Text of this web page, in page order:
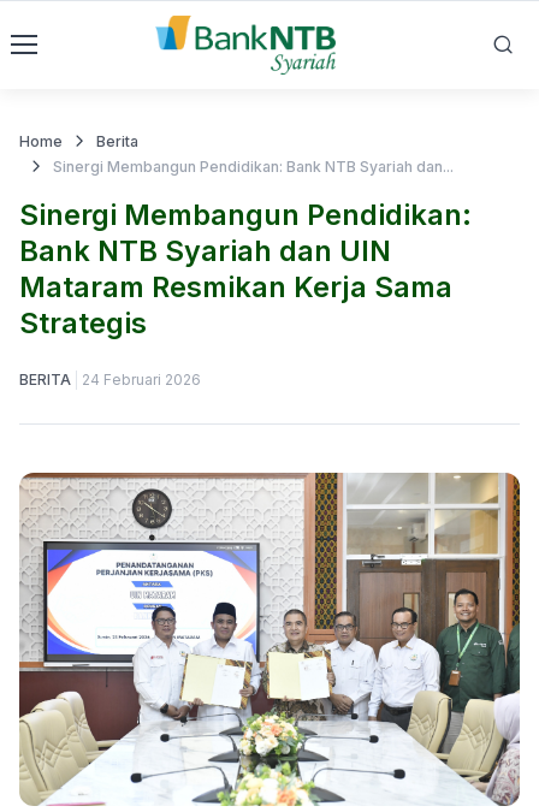
Home
Berita
Sinergi Membangun Pendidikan: Bank NTB Syariah dan...
Sinergi Membangun Pendidikan:
Bank NTB Syariah dan UIN
Mataram Resmikan Kerja Sama
Strategis
BERITA 24 Februari 2026